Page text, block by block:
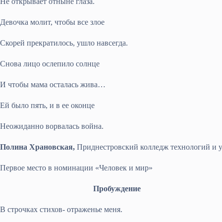
Девочка молит, чтобы все злое
Скорей прекратилось, ушло навсегда.
Снова лицо ослепило солнце
И чтобы мама осталась жива…
Ей было пять, и в ее оконце
Неожиданно ворвалась война.
Полина Храновская, Приднестровский колледж технологий и
Первое место в номинации «Человек и мир»
Пробуждение
В строчках стихов- отраженье меня.